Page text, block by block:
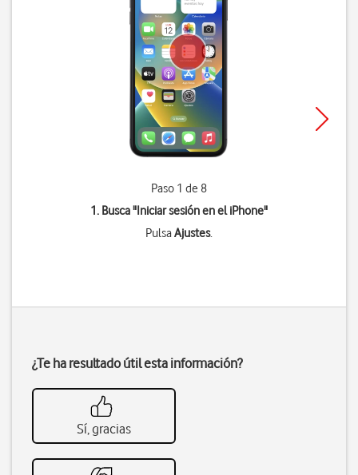
Paso 1 de 8
1. Busca "Iniciar sesión en el iPhone"
PulsaAjustes.
¿Te ha resultado útil esta información?
Sí, gracias